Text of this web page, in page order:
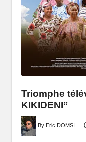
P
o
rt
d
u
Triomphe
KIKIDENI”
Posted
by
By Eric DOMSI